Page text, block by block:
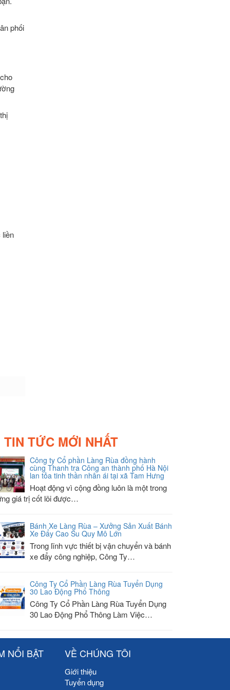
phối
TIN TỨC MỚI NHẤT
Công ty Cổ phần Làng Rùa đồng hành
cùng Thanh tra Công an thành phố Hà Nội
lan tỏa tinh thần nhân ái tại xã Tam Hưng
Hoạt động vì cộng đồng luôn là một trong
giá trị cốt lõi được…
Bánh Xe Làng Rùa – Xưởng Sản Xuất Bánh
Xe Đẩy Cao Su Quy Mô Lớn
Trong lĩnh vực thiết bị vận chuyển và bánh
xe đẩy công nghiệp, Công Ty…
Công Ty Cổ Phần Làng Rùa Tuyển Dụng
30 Lao Động Phổ Thông
Công Ty Cổ Phần Làng Rùa Tuyển Dụng
30 Lao Động Phổ Thông Làm Việc…
NỔI BẬT VỀ CHÚNG TÔI
Giới thiệu
Tuyển dụng